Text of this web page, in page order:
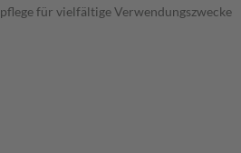
für vielfältige Verwendungszwecke